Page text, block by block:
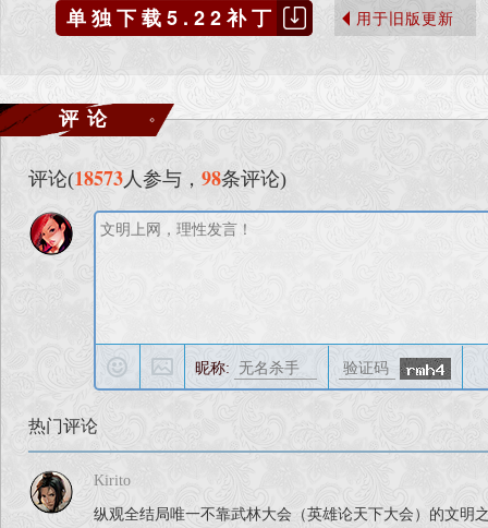
北方的许多忠义门派，见天义教造反威胁大明国运
随后，武林正式分裂成两方，以天义教带领的南派
互相结仇，仇恨矛盾越积越深。
而王极山，则率领大明重兵，坐看武林南北两派仇
如今，二十年后。太白山上，有一位青衣人，一位
黑衣人开口言道：“你我二十年之约已到，今日便是
我交予你最后一个任务，这亦是你的使命。
如今武林分裂成南北两派，江湖各派互相残杀。
青衣人领命下山，踏入武林。
作品特色：
单独下载5.22补丁 用于旧版更新
评论
评论(18573 人参与， 98条评论)
昵称:
热门评论
Kirito
纵观全结局唯一不靠武林大会（英雄论天下大会）的文明